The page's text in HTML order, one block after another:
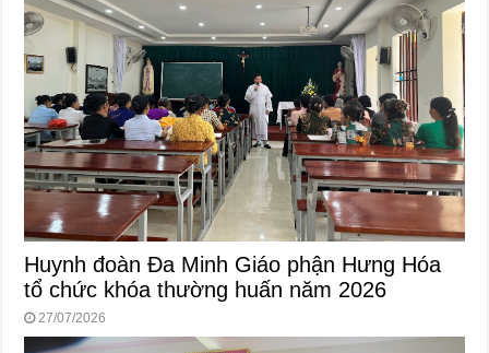
Huynh đoàn Đa Minh Giáo phận Hưng Hóa
tổ chức khóa thường huấn năm 2026
27/07/2026